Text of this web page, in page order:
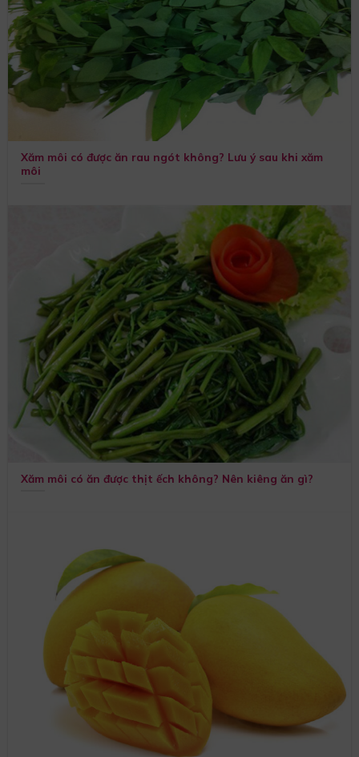
Xăm môi có được ăn rau ngót không? Lưu ý sau khi xăm
môi
Xăm môi có ăn được thịt ếch không? Nên kiêng ăn gì?